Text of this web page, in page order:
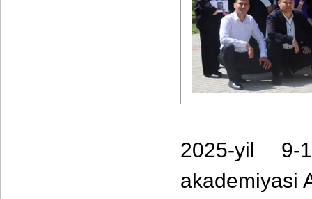
2025-yil 9-
akademiyasi